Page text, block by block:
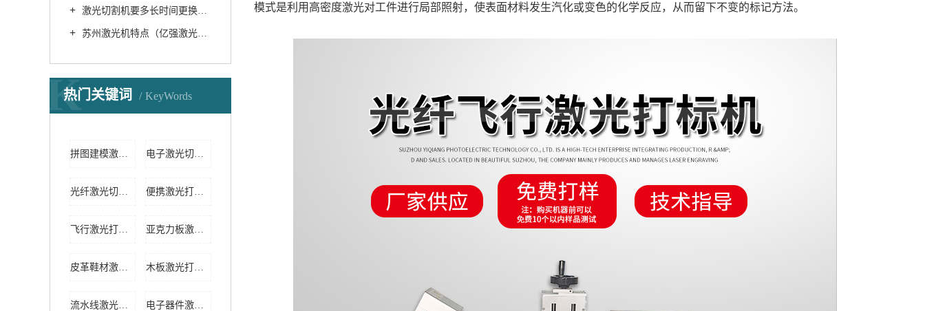
激光切割机要多长时间更换一次循环水 （苏州激光切割机）
苏州激光机特点（亿强激光机）
热门关键词 KeyWords
K
模式是利用高密度激光对工件进行局部照射，使表面材料发生汽化或变色的化学反应，从而留下不变的标记方法。